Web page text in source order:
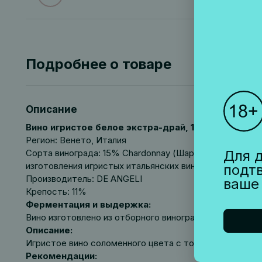
Подробнее о товаре
Описание
Вино игристое белое экстра-драй, 1,5 л
Регион: Венето, Италия
Сорта винограда: 15% Chardonnay (Шардоне), 85%
изготовления игристых итальянских вин.
Производитель: DE ANGELI
Крепость: 11%
Ферментация и выдержка:
Вино изготовлено из отборного винограда по
Описание:
Игристое вино соломенного цвета с тонкой
Рекомендации:
Для
ваше